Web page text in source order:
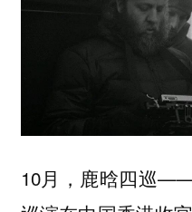
10月，鹿晗四巡